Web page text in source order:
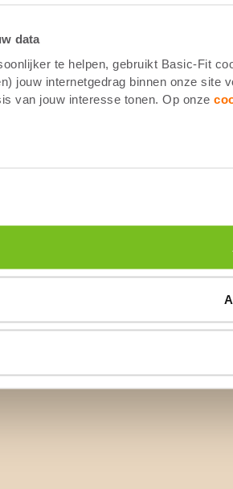
data
te helpen, gebruikt Basic-Fit
jouw internetgedrag binnen onze site
van jouw interesse tonen. Op onze